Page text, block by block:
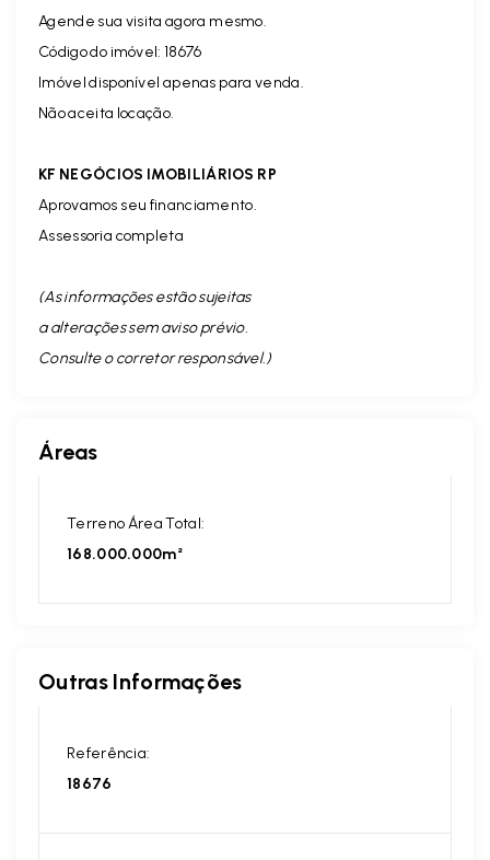
Agende sua visita agora mesmo.
Código do imóvel: 18676
Imóvel disponível apenas para venda.
Não aceita locação.
KF NEGÓCIOS IMOBILIÁRIOS RP
Aprovamos seu financiamento.
Assessoria completa
(As informações estão sujeitas
a alterações sem aviso prévio.
Consulte o corretor responsável. )
Áreas
Terreno Área Total:
168.000.000m²
Outras Informações
Referência:
18676